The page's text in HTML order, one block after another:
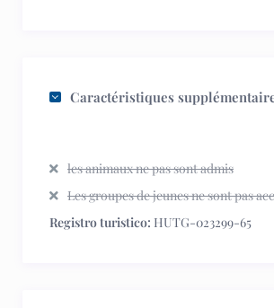
Caractéristiques
les animaux ne pas sont admis
Les groupes de jeunes ne sont pas
Registro turistico: HUTG-023299-65